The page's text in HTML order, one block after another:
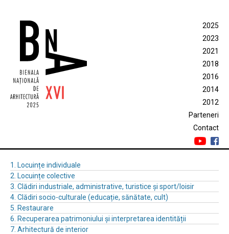
2025
2023
2021
2018
2016
2014
2012
Parteneri
Contact
1. Locuințe individuale
2. Locuințe colective
3. Clădiri industriale, administrative, turistice și sport/loisir
4. Clădiri socio-culturale (educație, sănătate, cult)
5. Restaurare
6. Recuperarea patrimoniului și interpretarea identității
7. Arhitectură de interior